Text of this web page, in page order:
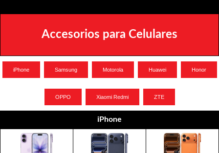
Accesorios para Celulares
iPhone Samsung Motorola Huawei Honor
OPPO Xiaomi Redmi ZTE
iPhone